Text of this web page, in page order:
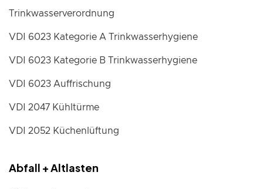
Trinkwasserverordnung
VDI 6023 Kategorie A Trinkwasserhygiene
VDI 6023 Kategorie B Trinkwasserhygiene
VDI 6023 Auffrischung
VDI 2047 Kühltürme
VDI 2052 Küchenlüftung
Abfall + Altlasten